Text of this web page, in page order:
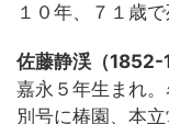
１０年、７１歳で
佐藤静渓（1852-
嘉永５年生まれ。
別号に椿園、本